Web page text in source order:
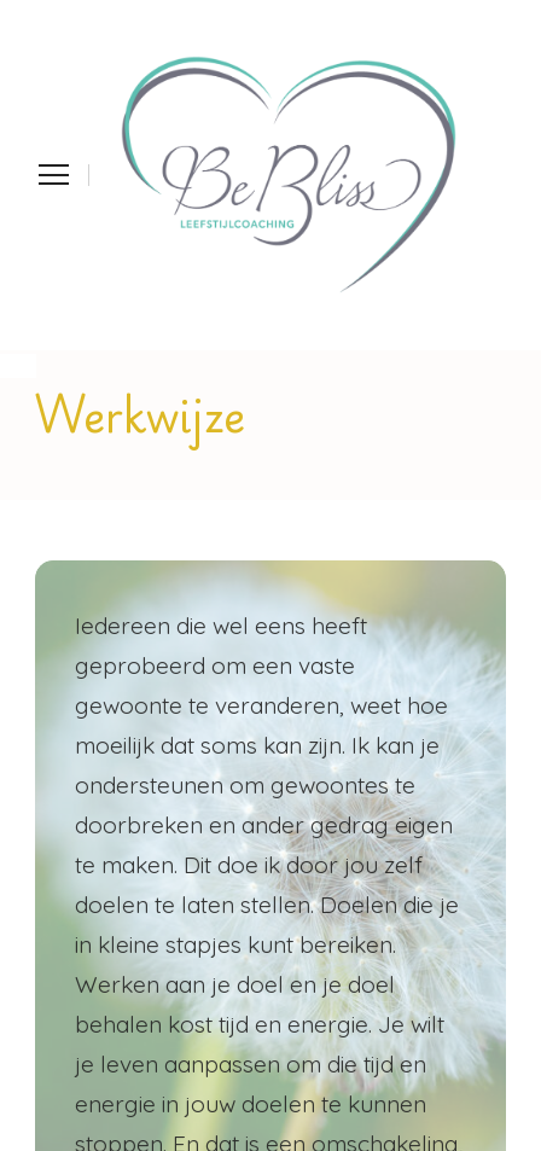
Werkwijze
Iedereen die wel eens heeft
geprobeerd om een vaste
gewoonte te veranderen, weet hoe
moeilijk dat soms kan zijn. Ik kan je
ondersteunen om gewoontes te
doorbreken en ander gedrag eigen
te maken. Dit doe ik door jou zelf
doelen te laten stellen. Doelen die je
in kleine stapjes kunt bereiken.
Werken aan je doel en je doel
behalen kost tijd en energie. Je wilt
je leven aanpassen om die tijd en
energie in jouw doelen te kunnen
stoppen. En dat is een omschakeling,